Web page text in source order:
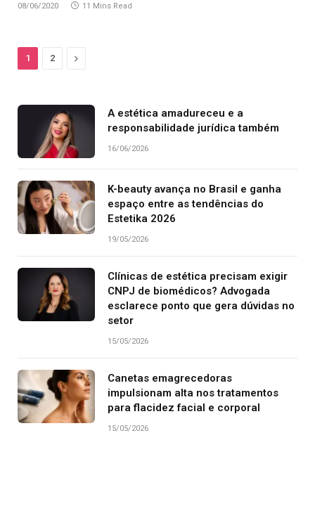
08/06/2020 11 Mins Read
1 2 Next
A estética amadureceu e a
responsabilidade jurídica também
16/06/2026
K-beauty avança no Brasil e ganha
espaço entre as tendências do
Estetika 2026
19/05/2026
Clínicas de estética precisam exigir
CNPJ de biomédicos? Advogada
esclarece ponto que gera dúvidas no
setor
15/05/2026
Canetas emagrecedoras
impulsionam alta nos tratamentos
para flacidez facial e corporal
15/05/2026